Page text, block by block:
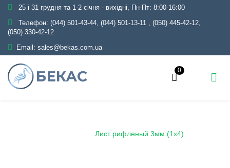
25 і 31 грудня та 1-2 січня - вихідні, Пн-Пт: 8:00-16:00
Телефон: (044) 501-43-44, (044) 501-13-11 , (050) 445-42-12,
(050) 330-42-12
Email: sales@bekas.com.ua
0
Лист рифленый 3мм (1х4)